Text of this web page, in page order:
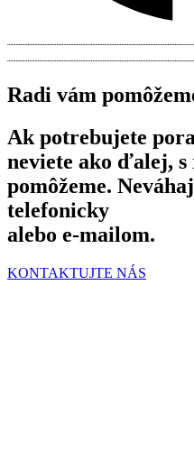
Radi vám
Ak potrebujete
neviete ako ďalej,
pomôžeme.
telefonicky
alebo e-mailom.
KONTAKTUJTE NÁS